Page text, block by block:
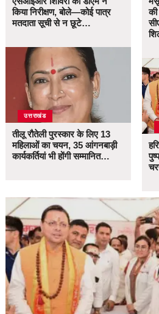
किया निरीक्षण, बोले—कोई पात्र
मतदाता सूची से न छूटे…
उत्तराखंड
तीलू रौतेली पुरस्कार के लिए 13
महिलाओं का चयन, 35 आंगनबाड़ी
कार्यकर्तियां भी होंगी सम्मानित…